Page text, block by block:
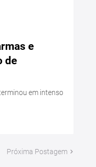
e
de
em intenso
Próxima Postagem